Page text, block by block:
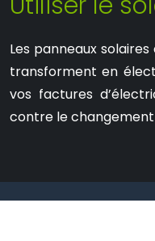
Les panneaux
transforment en
vos factures
contre le